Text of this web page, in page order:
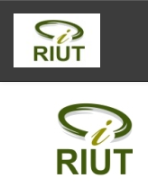
Skip
navigation